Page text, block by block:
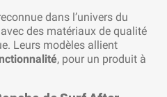
dans l’univers du
des matériaux de qualité
Leurs modèles allient
, pour un produit à